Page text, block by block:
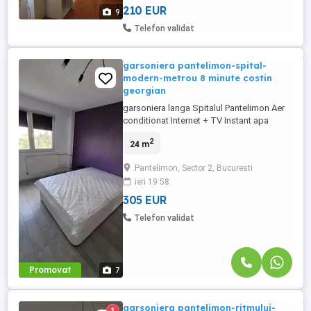
9
Bucuresti, ...
210 EUR
Telefon validat
Promovat 7
garsoniera pantelimon-spital-
modern-metrou 8 minute costin
georgian
garsoniera langa Spitalul Pantelimon Aer
conditionat Internet + TV Instant apa
retelei Gaze 2 lifturi Mijloace de transport
metrou la 8 minute Nu dispune de loc de
parcare propriu Se inchiriaza si cu
contract ANAF doar cu ...
24 m2
Pantelimon, Sector 2, Bucuresti
ieri 19:58
305 EUR
Telefon validat
garsoniera pantelimon-ritmului-